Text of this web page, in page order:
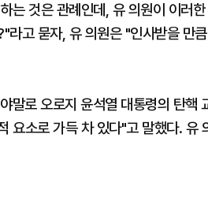
는 것은 관례인데, 유 의원이 이러
라고 묻자, 유 의원은 "인사받을 만
말로 오로지 윤석열 대통령의 탄핵
요소로 가득 차 있다"고 말했다. 유